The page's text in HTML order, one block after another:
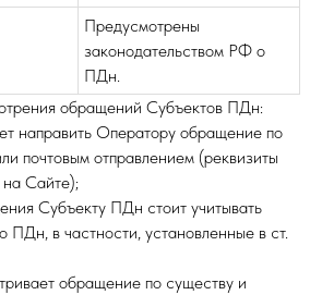
Предусмотрены
законодательством РФ о
ПДн.
обращений Субъектов ПДн:
направить Оператору обращение по
почтовым отправлением (реквизиты
Сайте);
Субъекту ПДн стоит учитывать
ПДн, в частности, установленные в ст.
обращение по существу и